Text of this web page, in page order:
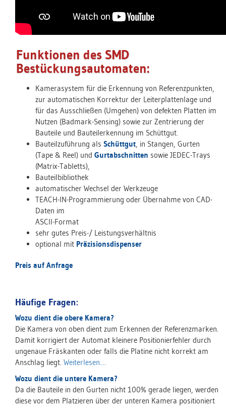
Funktionen des SMD
Bestückungsautomaten:
Kamerasystem für die Erkennung von Referenzpunkten,
zur automatischen Korrektur der Leiterplattenlage und
für das Ausschließen (Umgehen) von defekten Platten im
Nutzen (Badmark-Sensing) sowie zur Zentrierung der
Bauteile und Bauteilerkennung im Schüttgut.
Bauteilzuführung als Schüttgut, in Stangen, Gurten
(Tape & Reel) und Gurtabschnitten sowie JEDEC-Trays
(Matrix-Tabletts),
Bauteilbibliothek
automatischer Wechsel der Werkzeuge
TEACH-IN-Programmierung oder Übernahme von CAD-
Daten im
ASCII-Format
sehr gutes Preis-/ Leistungsverhältnis
optional mit Präzisionsdispenser
Preis auf Anfrage
Häufige Fragen:
Wozu dient die obere Kamera?
Die Kamera von oben dient zum Erkennen der Referenzmarken.
Damit korrigiert der Automat kleinere Positionierfehler durch
ungenaue Fräskanten oder falls die Platine nicht korrekt am
Anschlag liegt. Weiterlesen....
Wozu dient die untere Kamera?
Da die Bauteile in den Gurten nicht 100% gerade liegen, werden
diese vor dem Platzieren über der unteren Kamera positioniert